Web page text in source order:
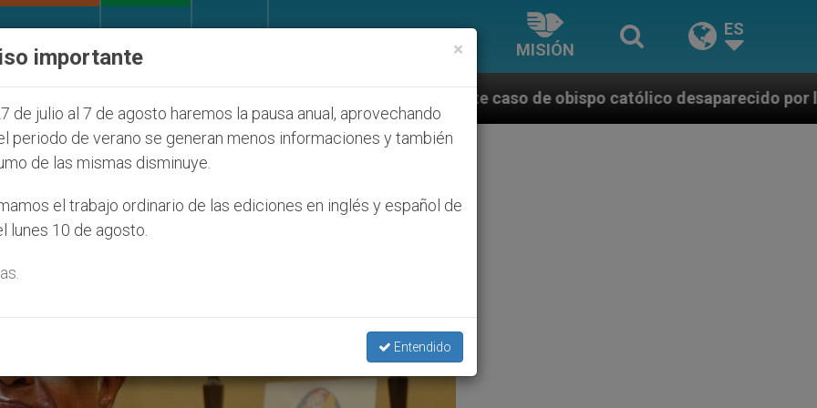
MISIÓN
ES
Seúl 2027 ONU se pronuncia ante caso de obispo católico desaparecido por la dictadura
Wilton Gregory’
×
importante
de julio al 7 de agosto haremos la pausa anual, aprovechando
periodo de verano se generan menos informaciones y también
de las mismas disminuye.
el trabajo ordinario de las ediciones en inglés y español de
lunes 10 de agosto.
Entendido